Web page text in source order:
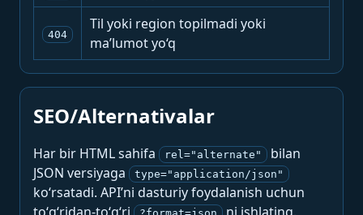
404
Til yoki region topilmadi yoki
ma’lumot yo‘q
SEO/Alternativalar
Har bir HTML sahifa rel="alternate"
bilan
JSON versiyaga
type="application/json"
ko‘rsatadi. API’ni dasturiy foydalanish uchun